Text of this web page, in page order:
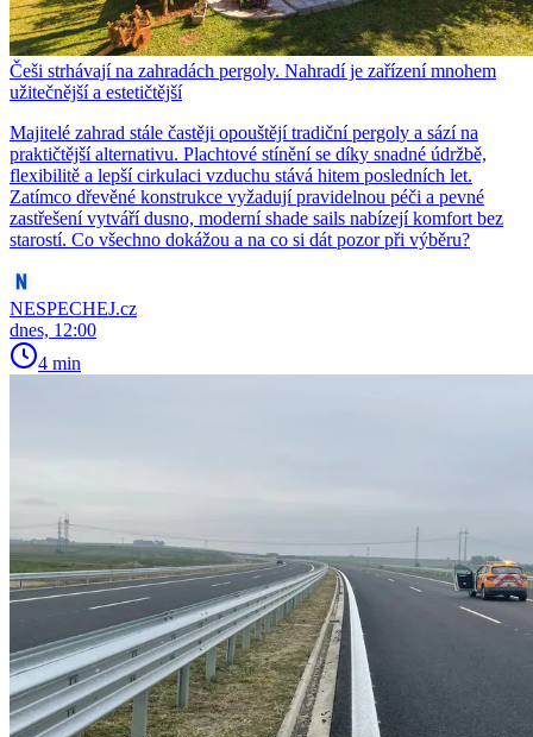
Češi strhávají na zahradách pergoly. Nahradí je zařízení mnohem
užitečnější a estetičtější
Majitelé zahrad stále častěji opouštějí tradiční pergoly a sází na
praktičtější alternativu. Plachtové stínění se díky snadné údržbě,
flexibilitě a lepší cirkulaci vzduchu stává hitem posledních let.
Zatímco dřevěné konstrukce vyžadují pravidelnou péči a pevné
zastřešení vytváří dusno, moderní shade sails nabízejí komfort bez
starostí. Co všechno dokážou a na co si dát pozor při výběru?
NESPECHEJ.cz
dnes, 12:00
4 min